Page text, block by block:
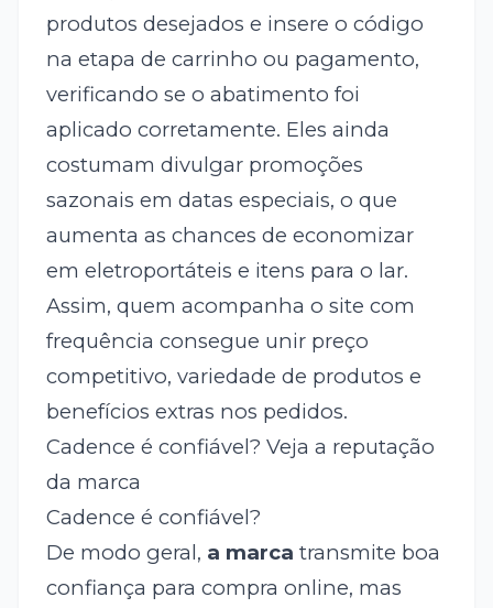
produtos desejados e insere o código
na etapa de carrinho ou pagamento,
verificando se o abatimento foi
aplicado corretamente. Eles ainda
costumam divulgar promoções
sazonais em datas especiais, o que
aumenta as chances de economizar
em eletroportáteis e itens para o lar.
Assim, quem acompanha o site com
frequência consegue unir preço
competitivo, variedade de produtos e
benefícios extras nos pedidos.
Cadence é confiável? Veja a reputação
da marca
Cadence é confiável?
De modo geral, a marca transmite boa
confiança para compra online, mas